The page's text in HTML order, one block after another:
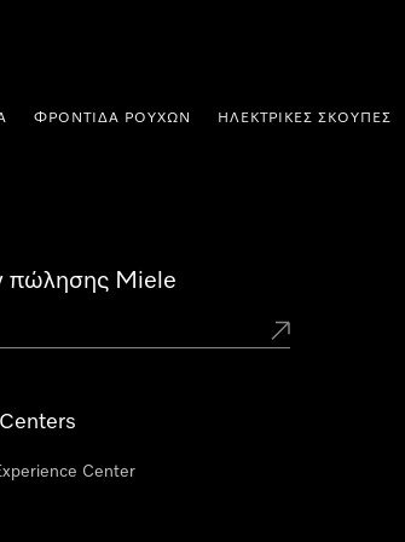
ΦΡΟΝΤΊΔΑ ΡΟΎΧΩΝ ΗΛΕΚΤΡΙΚΈΣ ΣΚΟΎΠΕΣ
πώλησης Miele
Center